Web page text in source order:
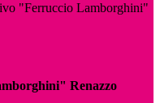
"Ferruccio Lamborghini"
Renazzo